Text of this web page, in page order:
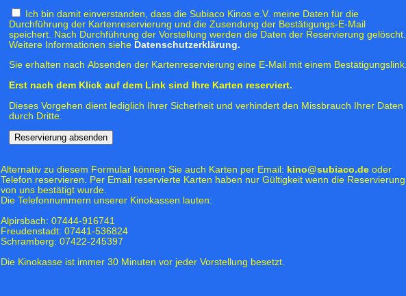
Ich bin damit einverstanden, dass die Subiaco Kinos e.V. meine Daten für die
Durchführung der Kartenreservierung und die Zusendung der Bestätigungs-E-Mail
speichert. Nach Durchführung der Vorstellung werden die Daten der Reservierung gelöscht.
Weitere Informationen siehe Datenschutzerklärung.
Sie erhalten nach Absenden der Kartenreservierung eine E-Mail mit einem Bestätigungslink.
Erst nach dem Klick auf dem Link sind Ihre Karten reserviert.
Dieses Vorgehen dient lediglich Ihrer Sicherheit und verhindert den Missbrauch Ihrer Daten
durch Dritte.
Alternativ zu diesem Formular können Sie auch Karten per Email: kino@subiaco.de oder
Telefon reservieren. Per Email reservierte Karten haben nur Gültigkeit wenn die Reservierung
von uns bestätigt wurde.
Die Telefonnummern unserer Kinokassen lauten:
Alpirsbach: 07444-916741
Freudenstadt: 07441-536824
Schramberg: 07422-245397
Die Kinokasse ist immer 30 Minuten vor jeder Vorstellung besetzt.